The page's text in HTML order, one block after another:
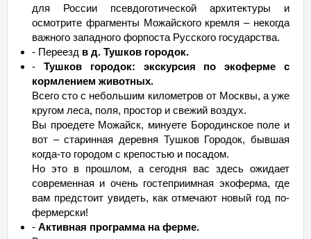
для России псевдоготической архитектуры и
осмотрите фрагменты Можайского кремля – некогда
важного западного форпоста Русского государства.
- Переезд в д. Тушков городок.
- Тушков городок: экскурсия по экоферме с
кормлением животных.
Всего сто с небольшим километров от Москвы, а уже
кругом леса, поля, простор и свежий воздух.
Вы проедете Можайск, минуете Бородинское поле и
вот – старинная деревня Тушков Городок, бывшая
когда-то городом с крепостью и посадом.
Но это в прошлом, а сегодня вас здесь ожидает
современная и очень гостеприимная экоферма, где
вам предстоит увидеть, как отмечают новый год по-
фермерски!
- Активная программа на ферме.